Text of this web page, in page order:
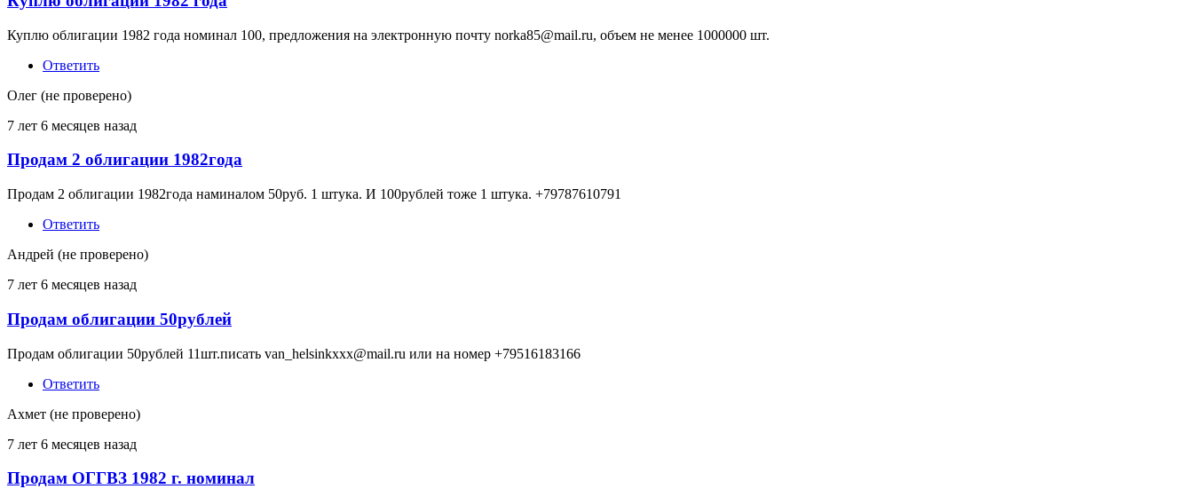
Куплю облигации 1982 года номинал 100, предложения на электронную почту norka85@mail.ru, объем не менее 1000000 шт.
Ответить
Олег (не проверено)
7 лет 6 месяцев назад
Продам 2 облигации 1982года
Продам 2 облигации 1982года наминалом 50руб. 1 штука. И 100рублей тоже 1 штука. +79787610791
Ответить
Андрей (не проверено)
7 лет 6 месяцев назад
Продам облигации 50рублей
Продам облигации 50рублей 11шт.писать van_helsinkxxx@mail.ru или на номер +79516183166
Ответить
Ахмет (не проверено)
7 лет 6 месяцев назад
Продам ОГГВЗ 1982 г. номинал